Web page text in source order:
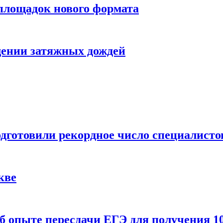
нового формата
затяжных дождей
рекордное число
пересдачи ЕГЭ для получения